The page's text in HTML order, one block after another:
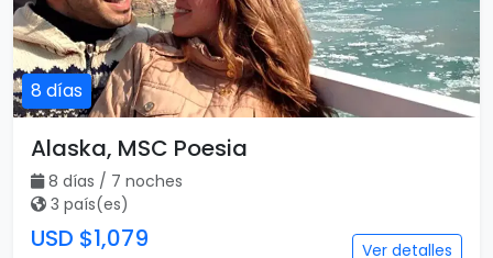
8 días
Alaska, MSC Poesia
8 días / 7 noches
3 país(es)
USD $1,079 Ver detalles